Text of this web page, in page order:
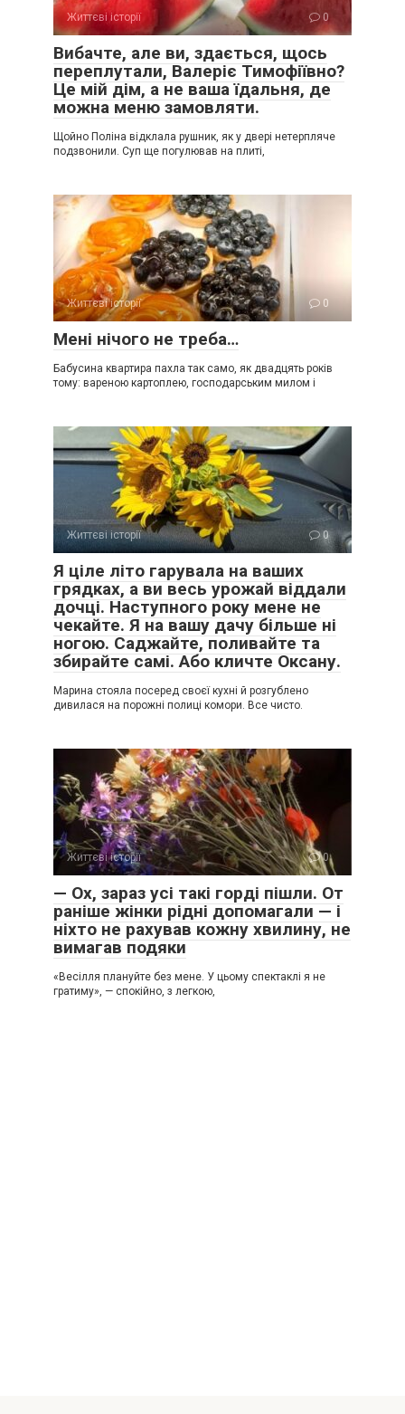
Життєві історії 0
Вибачте, але ви, здається, щось
переплутали, Валеріє Тимофіївно?
Це мій дім, а не ваша їдальня, де
можна меню замовляти.
Щойно Поліна відклала рушник, як у двері нетерпляче
подзвонили. Суп ще погулював на плиті,
Життєві історії 0
Мені нічого не треба…
Бабусина квартира пахла так само, як двадцять років
тому: вареною картоплею, господарським милом і
Життєві історії 0
Я ціле літо гарувала на ваших
грядках, а ви весь урожай віддали
дочці. Наступного року мене не
чекайте. Я на вашу дачу більше ні
ногою. Саджайте, поливайте та
збирайте самі. Або кличте Оксану.
Марина стояла посеред своєї кухні й розгублено
дивилася на порожні полиці комори. Все чисто.
Життєві історії 0
— Ох, зараз усі такі горді пішли. От
раніше жінки рідні допомагали — і
ніхто не рахував кожну хвилину, не
вимагав подяки
«Весілля плануйте без мене. У цьому спектаклі я не
гратиму», — спокійно, з легкою,